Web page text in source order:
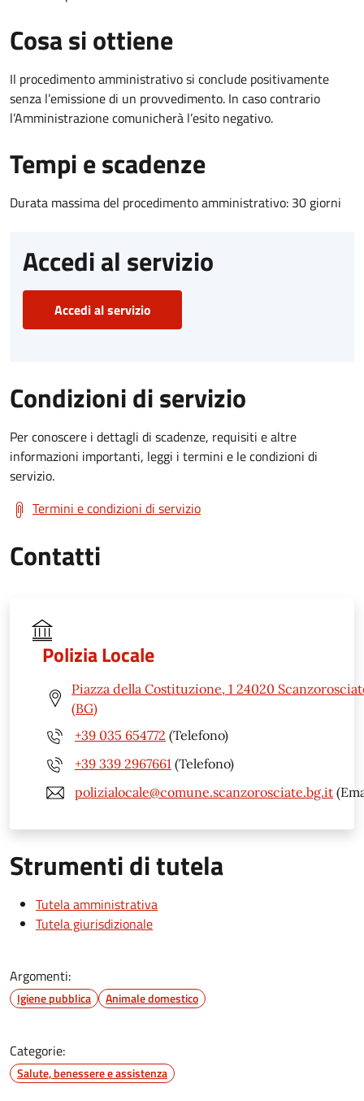
Cosa si ottiene
Il procedimento amministrativo si conclude positivamente
senza l’emissione di un provvedimento. In caso contrario
l’Amministrazione comunicherà l’esito negativo.
Tempi e scadenze
Durata massima del procedimento amministrativo: 30 giorni
Accedi al servizio
Accedi al servizio
Condizioni di servizio
Per conoscere i dettagli di scadenze, requisiti e altre
informazioni importanti, leggi i termini e le condizioni di
servizio.
Termini e condizioni di servizio
Contatti
Polizia Locale
Piazza della Costituzione, 1 24020
(BG)
+39 035 654772 (Telefono)
+39 339 2967661 (Telefono)
polizialocale@comune.scanzorosciate.bg.it
Strumenti di tutela
Tutela amministrativa
Tutela giurisdizionale
Argomenti:
Igiene pubblica Animale domestico
Categorie:
Salute, benessere e assistenza